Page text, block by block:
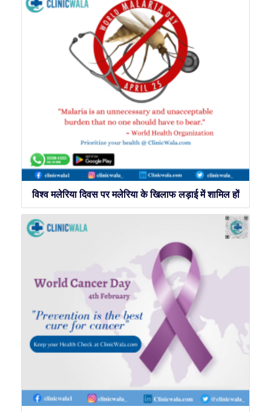
विश्व मलेरिया दिवस पर मलेरिया के खिलाफ लड़ाई में शामिल हों